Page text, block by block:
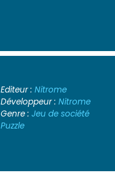
Editeur : Nitrome
Développeur : Nitrome
Genre : Jeu de société
Puzzle